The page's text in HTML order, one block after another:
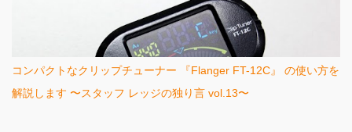
コンパクトなクリップチューナー 『Flanger FT-12C』 の使い方を
解説します 〜スタッフ レッジの独り言 vol.13〜